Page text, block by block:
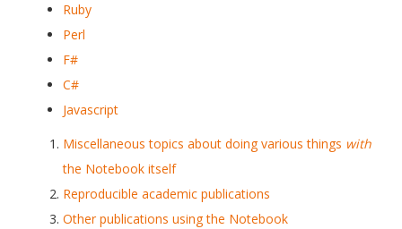
Ruby
Perl
F#
C#
Javascript
Miscellaneous topics about doing various things with
the Notebook itself
Reproducible academic publications
Other publications using the Notebook